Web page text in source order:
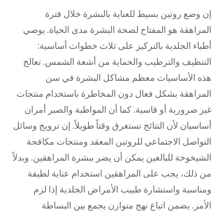
إن وضع روتين بسيط للعناية بالبشرة خلال فترة
المراهقة هو المفتاح لصحة البشرة مدى الحياة. يوصي
أطباء الجلدية بالتركيز على ثلاث خطوات أساسية:
التنظيف والترطيب والحماية من أشعة الشمس. تعالج
هذه الأساسيات معظم مشاكل البشرة في سن
المراهقة بشكل فعال دون المخاطرة باستخدام منتجات
غير ضرورية أو قاسية. كما أن المواظبة والصبر أمران
أساسيان لأن النتائج تستغرق وقتاً طويلاً. إن ترويج وسائل
التواصل الاجتماعي للروتين المعقد ومنتجات مكافحة
الشيخوخة للبالغين يمكن أن يضر ببشرة المراهقين. وبدلاً
من ذلك، يجب على المراهقين استخدام عناية لطيفة
ومناسبة واستشارة طبيب الأمراض الجلدية إذا لزم
الأمر. يضمن اتباع نهج متوازن يجمع بين البساطة